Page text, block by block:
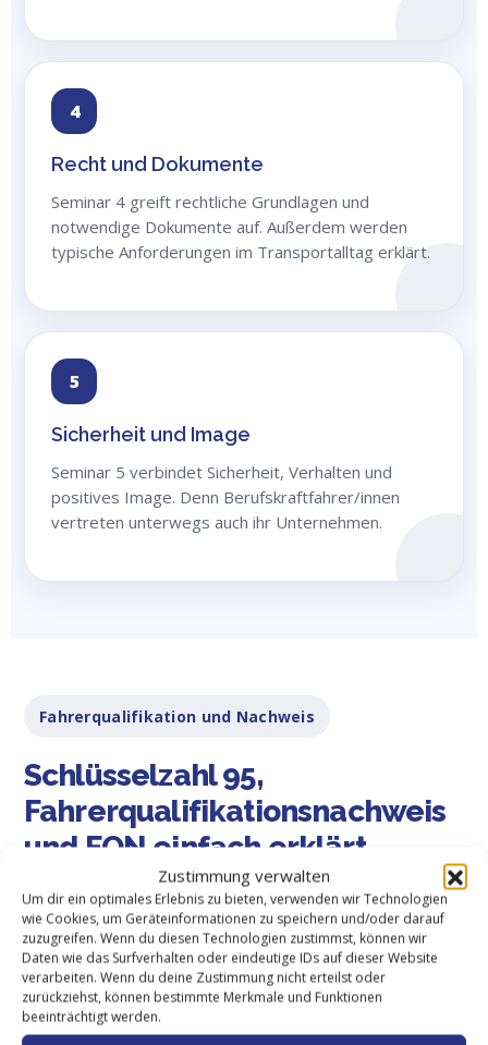
Zustimmung verwalten
Um dir ein optimales Erlebnis zu bieten, verwenden wir Technologien
wie Cookies, um Geräteinformationen zu speichern und/oder darauf
zuzugreifen. Wenn du diesen Technologien zustimmst, können wir
Daten wie das Surfverhalten oder eindeutige IDs auf dieser Website
verarbeiten. Wenn du deine Zustimmung nicht erteilst oder
zurückziehst, können bestimmte Merkmale und Funktionen
beeinträchtigt werden.
4
Recht und Dokumente
Seminar 4 greift rechtliche Grundlagen und
notwendige Dokumente auf. Außerdem werden
typische Anforderungen im Transportalltag erklärt.
5
Sicherheit und Image
Seminar 5 verbindet Sicherheit, Verhalten und
positives Image. Denn Berufskraftfahrer/innen
vertreten unterwegs auch ihr Unternehmen.
Fahrerqualifikation und Nachweis
Schlüsselzahl 95,
Fahrerqualifikationsnachweis
und FQN einfach erklärt
Viele Suchanfragen drehen sich weiterhin um die
Schlüsselzahl 95. Gleichzeitig werden Begriffe wie
Fahrerqualifikation, Fahrerqualifikationsnachweis,
Fahrerqualifizierungsnachweis und FQN
verwendet. Deshalb erklären wir die wichtigsten